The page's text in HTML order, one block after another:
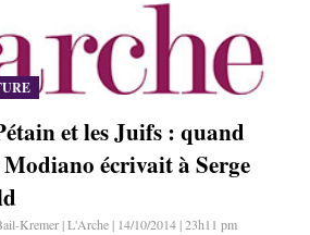
et les Juifs : quand
écrivait à Serge
Kremer | L'Arche | 14/10/2014 | 23h11 pm